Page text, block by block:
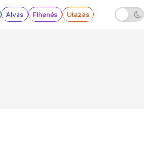
Alvás Pihenés Utazás